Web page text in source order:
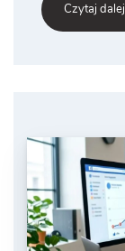
Czytaj dalej